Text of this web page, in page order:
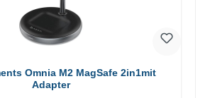
Omnia M2 MagSafe 2in1mit
Adapter